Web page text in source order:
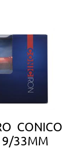
CONICO
33MM